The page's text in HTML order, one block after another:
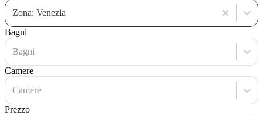
Zona: Venezia
Bagni
Bagni
Camere
Camere
Prezzo